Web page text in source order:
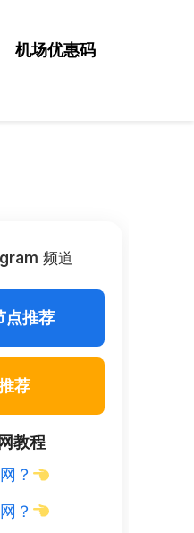
机场优惠码
频道
点推荐
荐
教程
？
？